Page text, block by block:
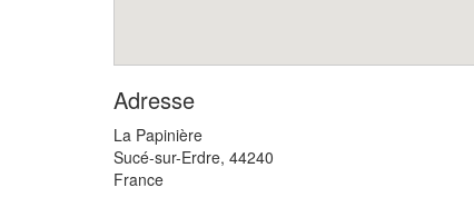
Adresse
La Papinière
Sucé-sur-Erdre, 44240
France